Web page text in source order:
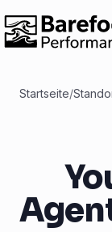
Startseite/